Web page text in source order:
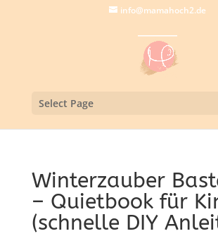
info@mamahoch2.de
Select Page
Winterzauber
– Quietbook für
(schnelle DIY